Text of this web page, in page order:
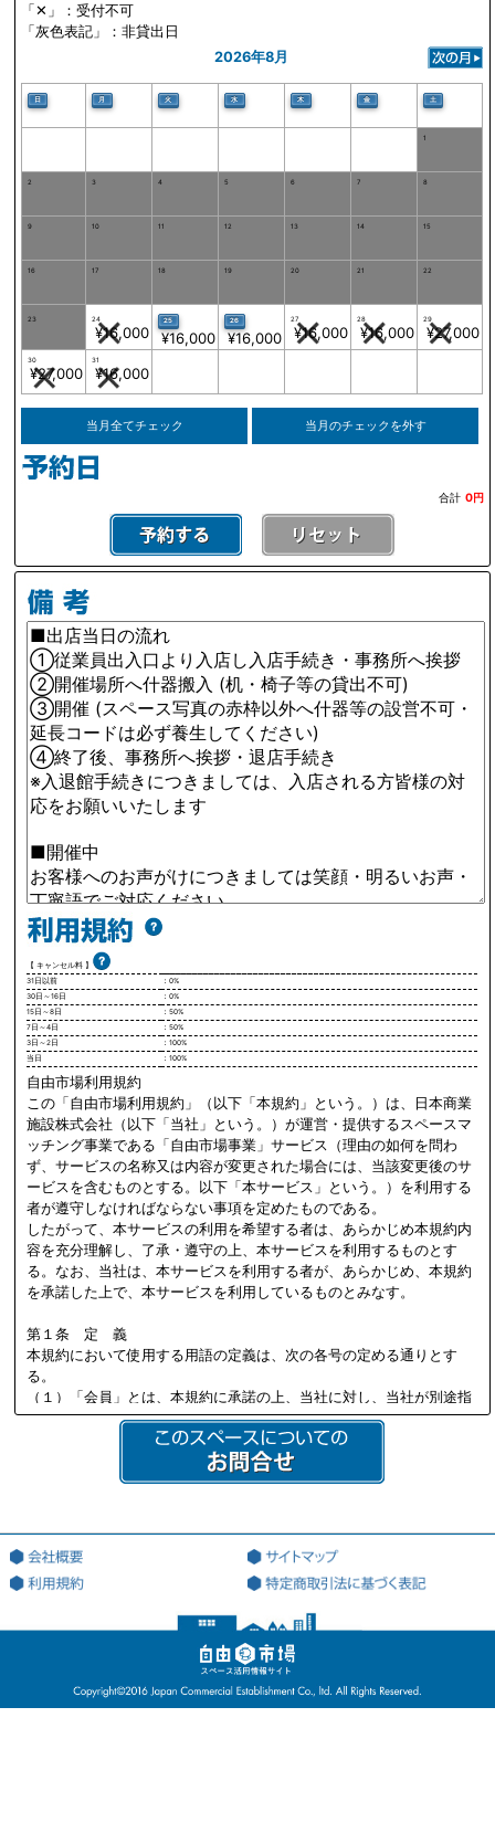
「✕」：受付不可
「灰色表記」：非貸出日
2026年8月
日 月 火 水 木 金 土
1
2 3 4 5 6 7 8
9 10 11 12 13 14 15
16 17 18 19 20 21 22
23 24
¥16,000
25
¥16,000
26
¥16,000
27
¥16,000
28
¥16,000
29
¥27,000
30
¥27,000
31
¥16,000
当月全てチェック 当月のチェックを外す
合計 0円
【 キャンセル料 】
31日以前
：0%
30日～16日
：0%
15日～8日
：50%
7日～4日
：50%
3日～2日
：100%
当日
：100%
自由市場利用規約
この「自由市場利用規約」（以下「本規約」という。）は、日本商業
施設株式会社（以下「当社」という。）が運営・提供するスペースマ
ッチング事業である「自由市場事業」サービス（理由の如何を問わ
ず、サービスの名称又は内容が変更された場合には、当該変更後のサ
ービスを含むものとする。以下「本サービス」という。）を利用する
者が遵守しなければならない事項を定めたものである。
したがって、本サービスの利用を希望する者は、あらかじめ本規約内
容を充分理解し、了承・遵守の上、本サービスを利用するものとす
る。なお、当社は、本サービスを利用する者が、あらかじめ、本規約
を承諾した上で、本サービスを利用しているものとみなす。
第１条 定 義
本規約において使用する用語の定義は、次の各号の定める通りとす
る。
（１）「会員」とは、本規約に承諾の上、当社に対し、当社が別途指
定する必要書類を提供し、当社の定める審査を通過して、当社より会
員資格を付与され会員登録を行った法人又は個人を意味する。
（２）「本サイト」とは、会員が本サービスを利用する際に用いる、
本サービス専用のWEBサイト（ドメインアドレス：http://jiyu18.jp）
ことを希望する法人又は個人を意味する。
（４）「登録情報」とは、当社が指定した、本サービスを利用するた
（５）「利用契約」とは、第3条第4項に基づき、当社と会員の間で成
立する会員による本サービスの利用に関する契約を意味する。
（６）「知的財産権」とは、著作権、特許権、実用新案権、商標権、
意匠権その他の知的財産権（これらの権利を取得し、又はこれらの権
利につき登録等を出願する一切の権利を含む）を意味する。